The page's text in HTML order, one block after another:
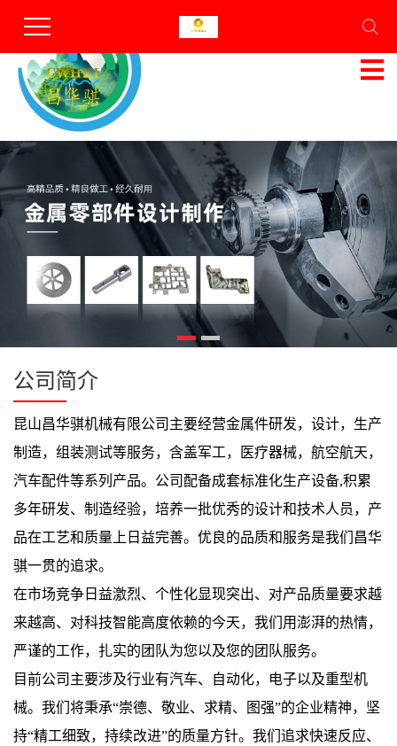
服务热线
13812756136
公司简介
昆山昌华骐机械有限公司主要经营金属件研发，设计，生产
制造，组装测试等服务，含盖军工，医疗器械，航空航天，
汽车配件等系列产品。公司配备成套标准化生产设备,积累
多年研发、制造经验，培养一批优秀的设计和技术人员，产
品在工艺和质量上日益完善。优良的品质和服务是我们昌华
骐一贯的追求。
在市场竞争日益激烈、个性化显现突出、对产品质量要求越
来越高、对科技智能高度依赖的今天，我们用澎湃的热情，
严谨的工作，扎实的团队为您以及您的团队服务。
目前公司主要涉及行业有汽车、自动化，电子以及重型机
械。我们将秉承“崇德、敬业、求精、图强”的企业精神，坚
持“精工细致，持续改进”的质量方针。我们追求快速反应、